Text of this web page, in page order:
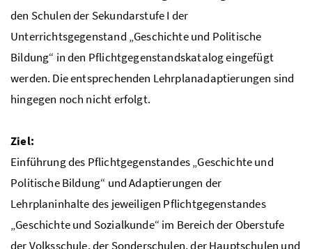
den Schulen der Sekundarstufe I der
Unterrichtsgegenstand „Geschichte und Politische
Bildung“ in den Pflichtgegenstandskatalog eingefügt
werden. Die entsprechenden Lehrplanadaptierungen sind
hingegen noch nicht erfolgt.
Ziel:
Einführung des Pflichtgegenstandes „Geschichte und
Politische Bildung“ und Adaptierungen der
Lehrplaninhalte des jeweiligen Pflichtgegenstandes
„Geschichte und Sozialkunde“ im Bereich der Oberstufe
der Volksschule, der Sonderschulen, der Hauptschulen und